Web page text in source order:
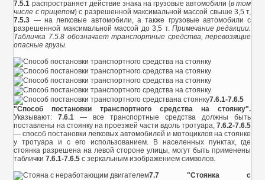
7.5.1 распространяет действие знака на грузовые автомобили (в том
числе с прицепом) с разрешенной максимальной массой свыше 3,5 т,
7.5.3 — на легковые автомобили, а также грузовые автомобили с
разрешенной максимальной массой до 3,5 т. Примечание редакции.
Табличка 7.5.8 обозначает транспортные средства, перевозящие
опасные грузы.
7.6.1-7.6.5
"Способ постановки транспортного средства на стоянку".
Указывают:7.6.1 — все транспортные средства должны быть
поставлены на стоянку на проезжей части вдоль тротуара,7.6.2-7.6.5
— способ постановки легковых автомобилей и мотоциклов на стоянке
у тротуара и с его использованием. В населенных пунктах, где
стоянка разрешена на левой стороне улицы, могут быть применены
таблички7.6.1-7.6.5с зеркальным изображением символов.
7.7 "Стоянка с